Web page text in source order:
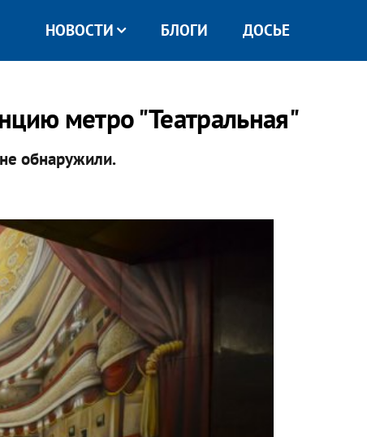
НОВОСТИ БЛОГИ ДОСЬЕ
метро "Театральная"
обнаружили.